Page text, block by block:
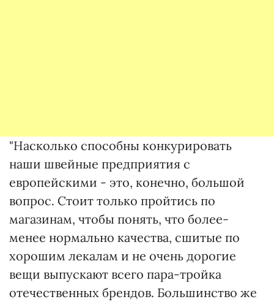
"Насколько способны конкурировать
наши швейные предприятия с
европейскими - это, конечно, большой
вопрос. Стоит только пройтись по
магазинам, чтобы понять, что более-
менее нормально качества, сшитые по
хорошим лекалам и не очень дорогие
вещи выпускают всего пара-тройка
отечественных брендов. Большинство же